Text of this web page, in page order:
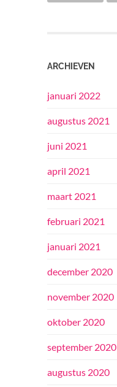
ARCHIEVEN
januari 2022
augustus 2021
juni 2021
april 2021
maart 2021
februari 2021
januari 2021
december 2020
november 2020
oktober 2020
september 2020
augustus 2020